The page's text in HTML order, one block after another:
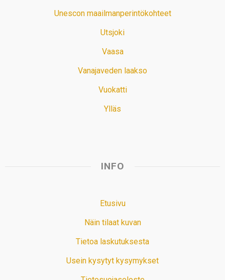
Unescon maailmanperintökohteet
Utsjoki
Vaasa
Vanajaveden laakso
Vuokatti
Ylläs
INFO
Etusivu
Näin tilaat kuvan
Tietoa laskutuksesta
Usein kysytyt kysymykset